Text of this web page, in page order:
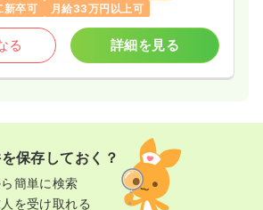
新卒可 月給33万円以上可
る 詳細を見る
保存しておく？
簡単に検索
を受け取れる